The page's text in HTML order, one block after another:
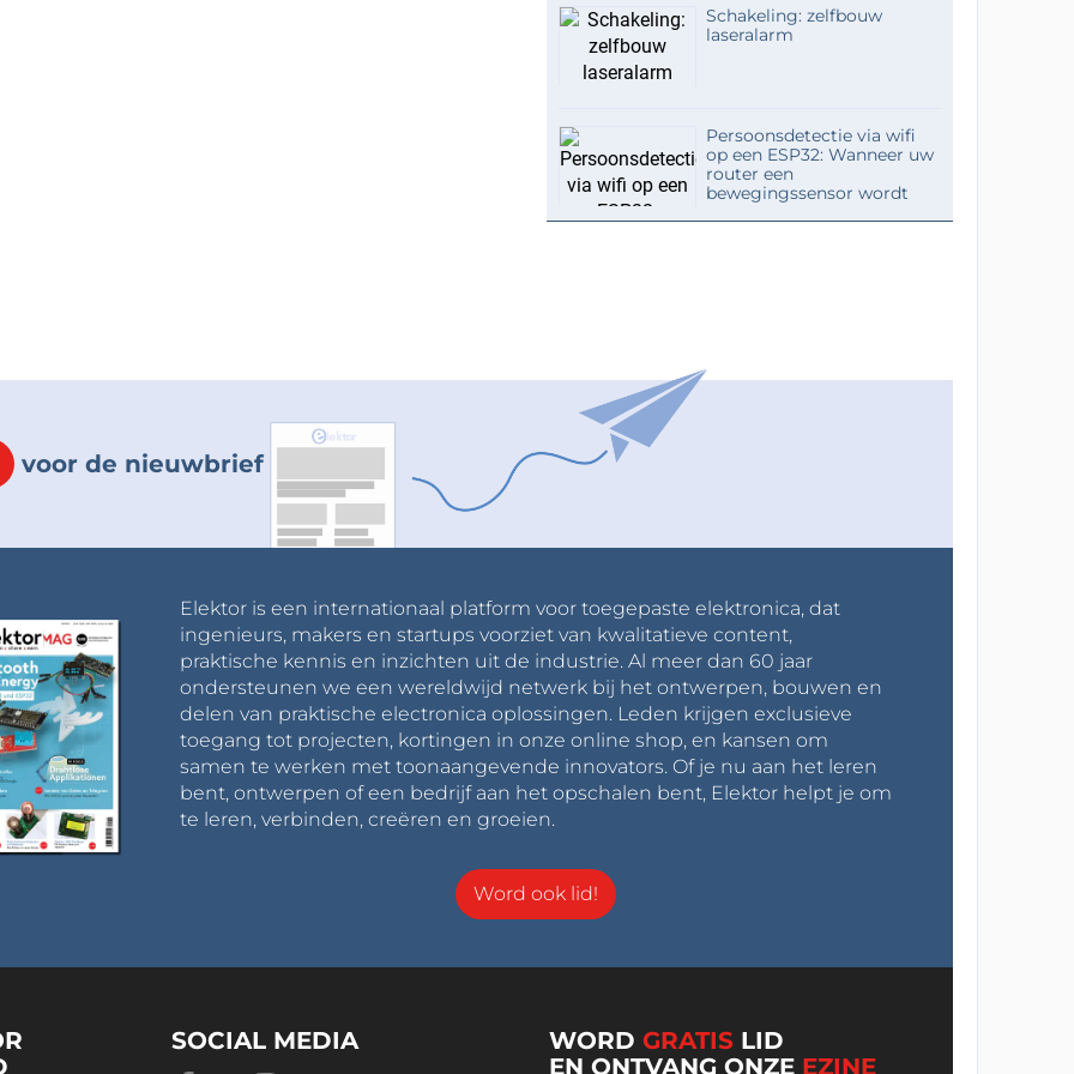
Schakeling: zelfbouw
laseralarm
Persoonsdetectie via wifi
op een ESP32: Wanneer uw
router een
bewegingssensor wordt
voor de nieuwbrief
Elektor is een internationaal platform voor toegepaste elektronica, dat
ingenieurs, makers en startups voorziet van kwalitatieve content,
praktische kennis en inzichten uit de industrie. Al meer dan 60 jaar
ondersteunen we een wereldwijd netwerk bij het ontwerpen, bouwen en
delen van praktische electronica oplossingen. Leden krijgen exclusieve
toegang tot projecten, kortingen in onze online shop, en kansen om
samen te werken met toonaangevende innovators. Of je nu aan het leren
bent, ontwerpen of een bedrijf aan het opschalen bent, Elektor helpt je om
te leren, verbinden, creëren en groeien.
Word ook lid!
SOCIAL MEDIA WORDGRATIS LID
EN ONTVANG ONZE EZINE